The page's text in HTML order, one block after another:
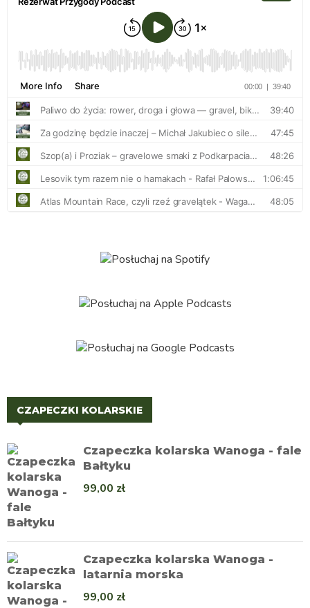
CZAPECZKI KOLARSKIE
Czapeczka kolarska Wanoga - fale
Bałtyku
99,00 zł
Czapeczka kolarska Wanoga -
latarnia morska
99,00 zł